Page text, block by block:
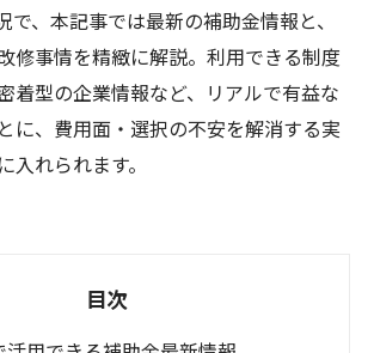
で、本記事では最新の補助金情報と、
修事情を精緻に解説。利用できる制度
着型の企業情報など、リアルで有益な
に、費用面・選択の不安を解消する実
入れられます。
目次